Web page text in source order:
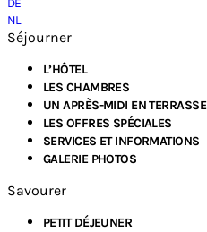
DE
NL
Séjourner
L’HÔTEL
LES CHAMBRES
UN APRÈS-MIDI EN TERRASSE
LES OFFRES SPÉCIALES
SERVICES ET INFORMATIONS
GALERIE PHOTOS
Savourer
PETIT DÉJEUNER